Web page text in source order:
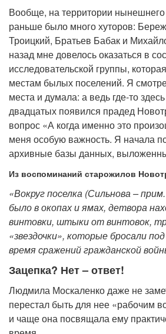
Вообще, на территории
раньше было много хуторов:
Троицкий, Братьев Бабак и
назад мне довелось оказаться в
исследовательской группы,
местам былых поселений. Я
места и думала: а ведь где-то
двадцатых появился прадед
вопрос «А когда именно это
меня особую важность. Я начала
архивные базы данных,
Из воспоминаний старожилов
«Вокруг поселка (Сильнова –
было в окопах и ямах, детвора
винтовки, штыки от винтовок,
«звездочки», которые бросали
время сражений гражданской
Зацепка? Нет – ответ!
Людмила Москаленко даже не
перестал быть для нее «рабочим
и чаще она посвящала ему